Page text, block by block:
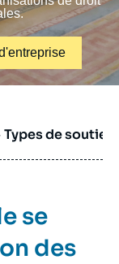
Types de
se
des